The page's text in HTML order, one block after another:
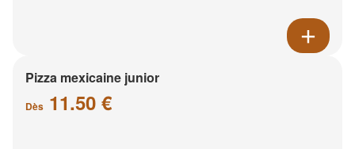
Pizza mexicaine junior
Dès 11.50 €